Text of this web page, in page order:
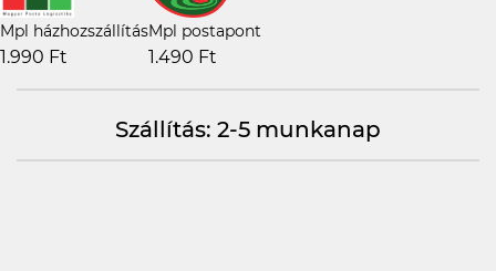
Mpl házhozszállítás
1.990 Ft
Mpl postapont
1.490 Ft
Szállítás: 2-5 munkanap